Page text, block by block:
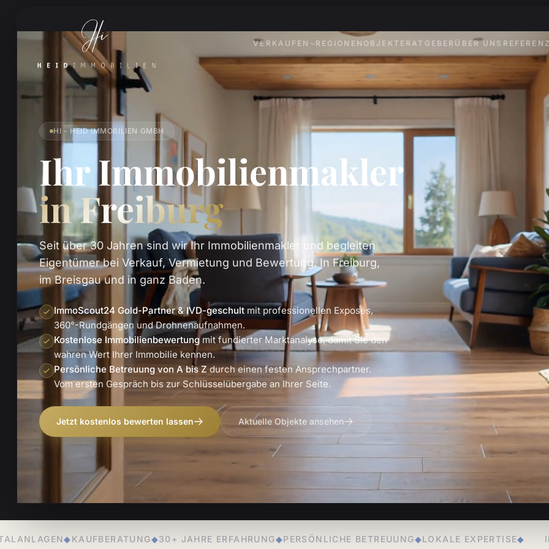
VERKAUFEN REGIONEN OBJEKTE RATGEBER ÜBER UNS
HI - HEID IMMOBILIEN GMBH
Ihr Immobilienmakler
in Freiburg
Seit über 30 Jahren sind wir Ihr Immobilienmakler und begleiten
Eigentümer bei Verkauf, Vermietung und Bewertung. In Freiburg,
im Breisgau und in ganz Baden.
ImmoScout24 Gold-Partner & IVD-geschult mit professionellen Exposés,
360°-Rundgängen und Drohnenaufnahmen.
Kostenlose Immobilienbewertungmit fundierter Marktanalyse, damit Sie den
wahren Wert Ihrer Immobilie kennen.
Persönliche Betreuung von A bis Zdurch einen festen Ansprechpartner.
Vom ersten Gespräch bis zur Schlüsselübergabe an Ihrer Seite.
Jetzt kostenlos bewerten lassen Aktuelle Objekte ansehen
◆30+ JAHRE ERFAHRUNG◆PERSÖNLICHE BETREUUNG ◆LOKALE EXPERTISE◆ IMMOBILIENVERKAUF